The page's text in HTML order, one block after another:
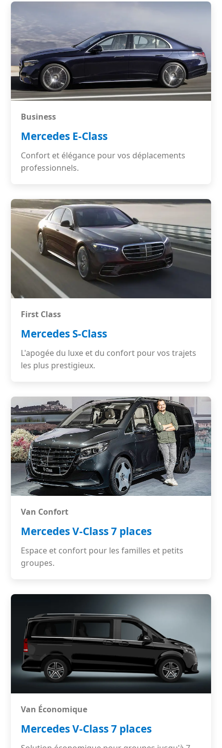
Business
Mercedes E-Class
Confort et élégance pour vos déplacements
professionnels.
First Class
Mercedes S-Class
L'apogée du luxe et du confort pour vos trajets
les plus prestigieux.
Van Confort
Mercedes V-Class 7 places
Espace et confort pour les familles et petits
groupes.
Van Économique
Mercedes V-Class 7 places